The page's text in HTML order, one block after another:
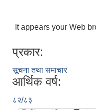
It appears your Web
प्रकार:
सूचना तथा समाचार
आर्थिक वर्ष:
८२/८३